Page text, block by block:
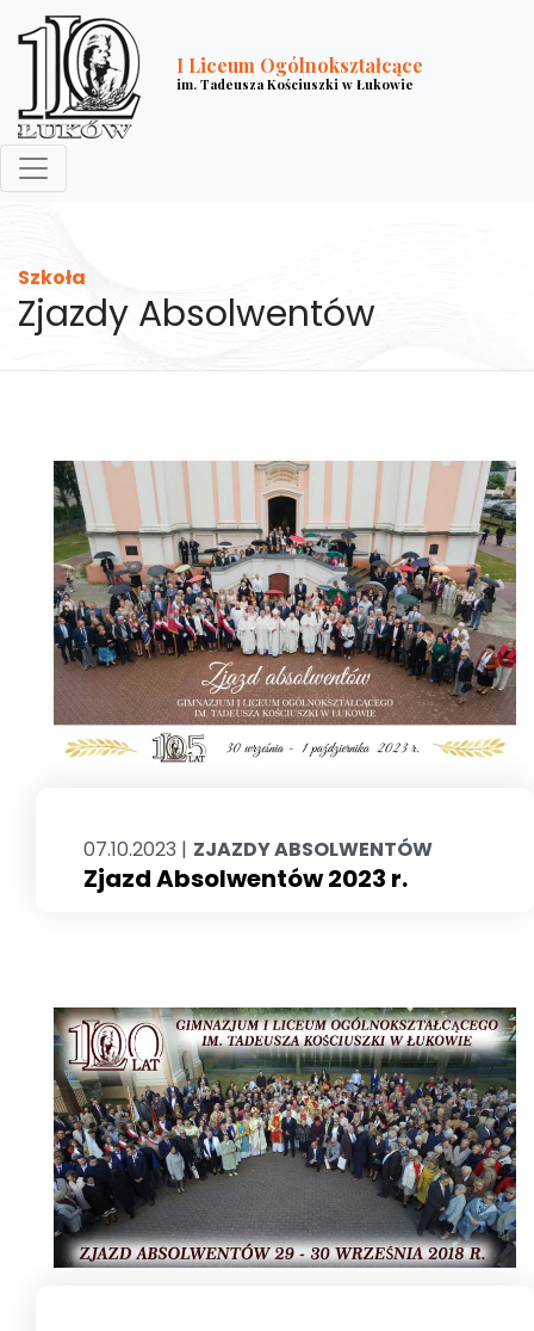
I Liceum Ogólnokształcące
im. Tadeusza Kościuszki w Łukowie
Szkoła
Zjazdy Absolwentów
07.10.2023 | ZJAZDY ABSOLWENTÓW
Zjazd Absolwentów 2023 r.